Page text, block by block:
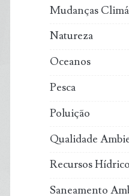
Mudanças
Natureza
Oceanos
Pesca
Poluição
Qualidade
Recursos
Saneamento